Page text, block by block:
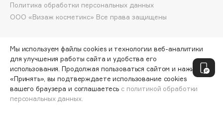
Dr. Vranjes Firenze
Dr.Jart+
DSD de Luxe
Dyson
ДОБАВИТЬ В КОРЗИНУ
ООО «Визаж косметикс» Все права защищены
Политика обработки персональных данных
Мы используем файлы cookies и технологии веб-аналитики
для улучшения работы сайта и удобства его
использования. Продолжая пользоваться сайтом и нажимая
«Принять», вы подтверждаете использование cookies
вашего браузера и соглашаетесь с политикой обработки
персональных данных.